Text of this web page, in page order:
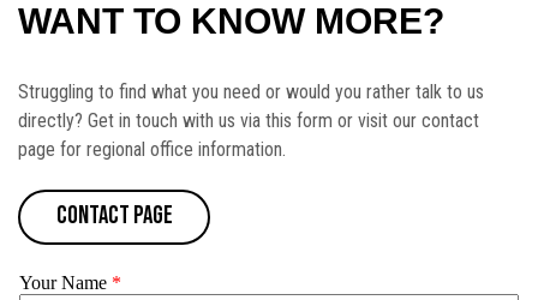
WANT TO KNOW MORE?
Struggling to find what you need or would you rather talk to us
directly? Get in touch with us via this form or visit our contact
page for regional office information.
contact page